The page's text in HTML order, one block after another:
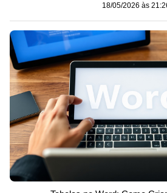
18/05/2026 às